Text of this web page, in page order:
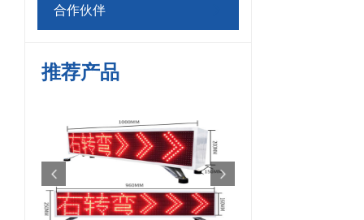
合作伙伴
推荐产品